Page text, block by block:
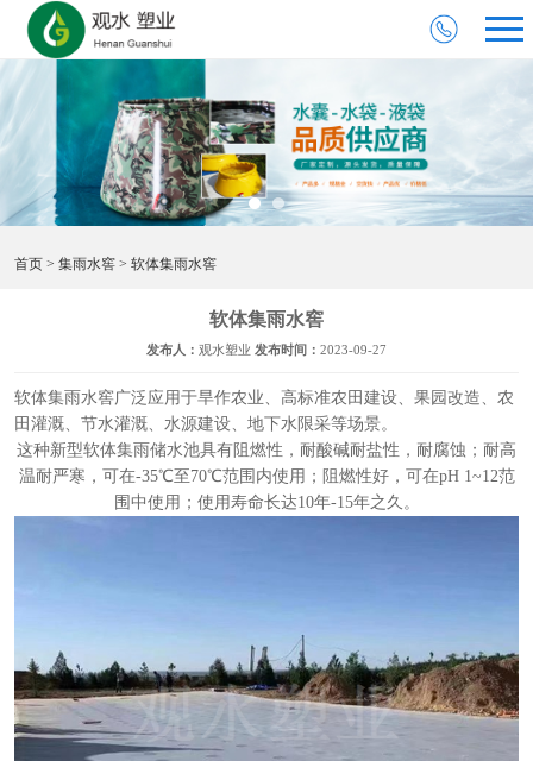
首页 > 集雨水窖 > 软体集雨水窖
软体集雨水窖
发布人： 观水塑业 发布时间： 2023-09-27
软体集雨水窖广泛应用于旱作农业、高标准农田建设、果园改造、农
田灌溉、节水灌溉、水源建设、地下水限采等场景。
这种新型软体集雨储水池具有阻燃性，耐酸碱耐盐性，耐腐蚀；耐高
温耐严寒，可在-35℃至70℃范围内使用；阻燃性好，可在pH 1~12范
围中使用；使用寿命长达10年-15年之久。